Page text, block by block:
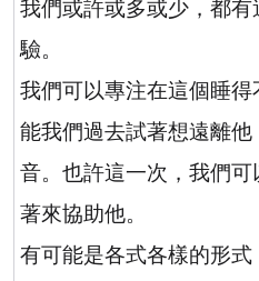
我們或許或多或少，都
驗。
我們可以專注在這個睡
能我們過去試著想遠離
音。也許這一次，我們
著來協助他。
有可能是各式各樣的形